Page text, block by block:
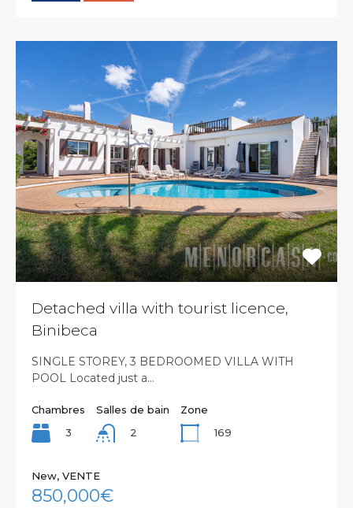
Detached villa with tourist licence,
Binibeca
SINGLE STOREY, 3 BEDROOMED VILLA WITH
POOL Located just a…
Chambres
3
Salles de bain
2
Zone
169
New, VENTE
850,000€